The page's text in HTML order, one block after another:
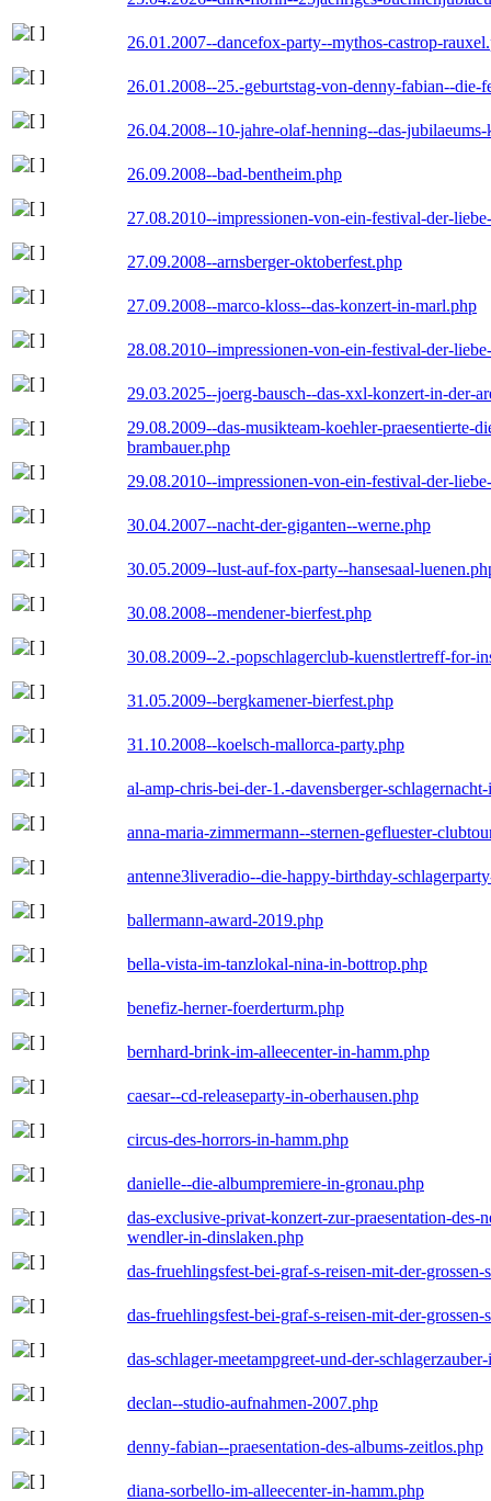
26.01.2007--dancefox-party--mythos-castrop-
26.01.2008--25.-geburtstag-von-denny-fabian--die-
26.04.2008--10-jahre-olaf-henning--das-
26.09.2008--bad-bentheim.php
27.08.2010--impressionen-von-ein-festival-der-
27.09.2008--arnsberger-oktoberfest.php
27.09.2008--marco-kloss--das-konzert-in-marl.php
28.08.2010--impressionen-von-ein-festival-der-
29.03.2025--joerg-bausch--das-xxl-konzert-in-der-
29.08.2009--das-musikteam-koehler-praesentierte-
brambauer.php
29.08.2010--impressionen-von-ein-festival-der-
30.04.2007--nacht-der-giganten--werne.php
30.05.2009--lust-auf-fox-party--hansesaal-
30.08.2008--mendener-bierfest.php
30.08.2009--2.-popschlagerclub-kuenstlertreff-for-
31.05.2009--bergkamener-bierfest.php
31.10.2008--koelsch-mallorca-party.php
al-amp-chris-bei-der-1.-davensberger-
anna-maria-zimmermann--sternen-gefluester-
antenne3liveradio--die-happy-birthday-
ballermann-award-2019.php
bella-vista-im-tanzlokal-nina-in-bottrop.php
benefiz-herner-foerderturm.php
bernhard-brink-im-alleecenter-in-hamm.php
caesar--cd-releaseparty-in-oberhausen.php
circus-des-horrors-in-hamm.php
danielle--die-albumpremiere-in-gronau.php
das-exclusive-privat-konzert-zur-praesentation-
wendler-in-dinslaken.php
das-fruehlingsfest-bei-graf-s-reisen-mit-der-
das-fruehlingsfest-bei-graf-s-reisen-mit-der-
das-schlager-meetampgreet-und-der-
declan--studio-aufnahmen-2007.php
denny-fabian--praesentation-des-albums-zeitlos.php
diana-sorbello-im-alleecenter-in-hamm.php